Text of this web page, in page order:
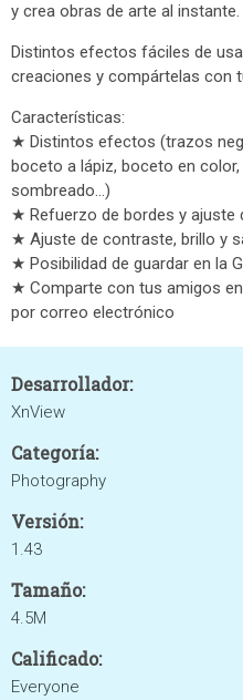
y crea obras de arte al instante.
Distintos efectos fáciles de
creaciones y compártelas con
Características:
★ Distintos efectos (trazos
boceto a lápiz, boceto en
sombreado...)
★ Refuerzo de bordes y ajuste
★ Ajuste de contraste, brillo y
★ Posibilidad de guardar en la
★ Comparte con tus amigos
por correo electrónico
Desarrollador:
XnView
Categoría:
Photography
Versión:
1.43
Tamaño:
4.5M
Calificado:
Everyone